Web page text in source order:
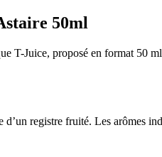
50ml
T-Juice, proposé en format 50
registre fruité. Les arômes